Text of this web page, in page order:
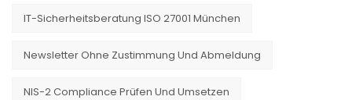
IT-Sicherheitsberatung ISO 27001 München
Newsletter Ohne Zustimmung Und Abmeldung
NIS-2 Compliance Prüfen Und Umsetzen